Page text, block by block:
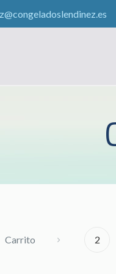
Carrito 2